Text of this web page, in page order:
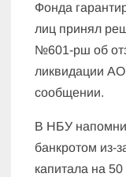
Фонда
лиц принял
№601-рш об
ликвидации
сообщении.
В НБУ
банкротом из-
капитала на